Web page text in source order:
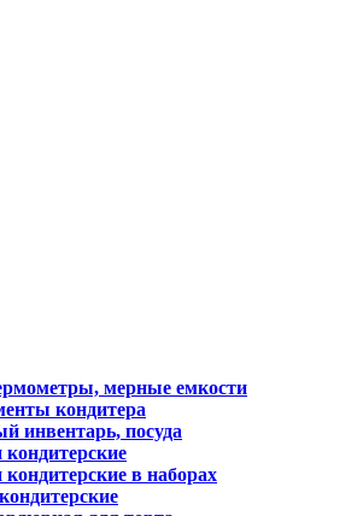
мерные емкости
кондитера
инвентарь, посуда
кондитерские
в наборах